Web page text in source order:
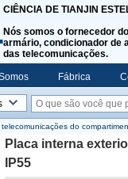
CIÊNCIA DE TIANJIN
Nós somos o fornecedor
armário, condicionador de
das telecomunicações.
Fábrica
do
Placa interna
IP55